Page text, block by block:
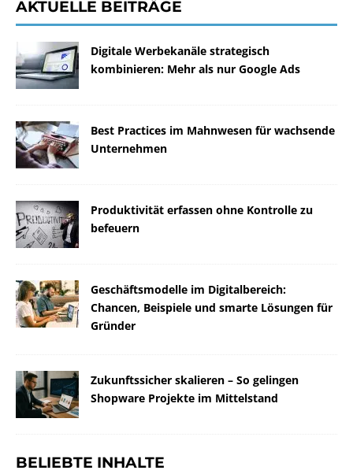
AKTUELLE BEITRÄGE
Digitale Werbekanäle strategisch
kombinieren: Mehr als nur Google Ads
Best Practices im Mahnwesen für wachsende
Unternehmen
Produktivität erfassen ohne Kontrolle zu
befeuern
Geschäftsmodelle im Digitalbereich:
Chancen, Beispiele und smarte Lösungen für
Gründer
Zukunftssicher skalieren – So gelingen
Shopware Projekte im Mittelstand
BELIEBTE INHALTE